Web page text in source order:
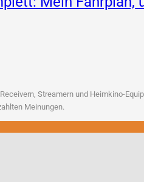
Strea­mern und Heim­ki­no-
Meinungen.